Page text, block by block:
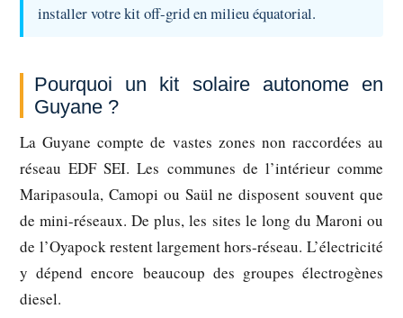
installer votre kit off-grid en milieu équatorial.
Pourquoi un kit solaire autonome en
Guyane ?
La Guyane compte de vastes zones non raccordées au
réseau EDF SEI. Les communes de l’intérieur comme
Maripasoula, Camopi ou Saül ne disposent souvent que
de mini-réseaux. De plus, les sites le long du Maroni ou
de l’Oyapock restent largement hors-réseau. L’électricité
y dépend encore beaucoup des groupes électrogènes
diesel.